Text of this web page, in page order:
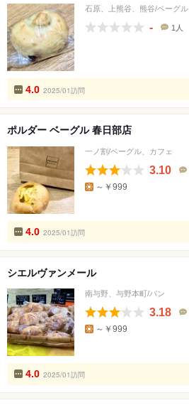
石原、上熊谷、熊谷/ベーグル
-
数
1人
4.0 2025/01訪問
ポルダー ベーグル 春日部店
一ノ割/ベーグル、カフェ
3.10
数
～￥999
4.0 2025/01訪問
シエルヴァンメール
南与野、与野本町/パン
3.18
数
～￥999
4.0 2025/01訪問